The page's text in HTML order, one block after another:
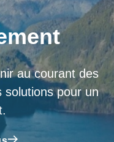
au courant des
solutions pour un